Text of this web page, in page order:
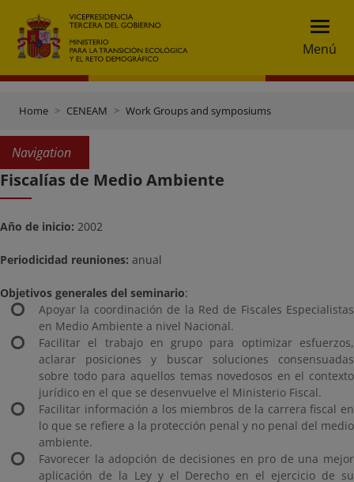
Menú
Home CENEAM Work Groups and symposiums
Navigation
Fiscalías de Medio Ambiente
Año de inicio: 2002
Periodicidad reuniones: anual
Objetivos generales del seminario:
Apoyar la coordinación de la Red de Fiscales Especialistas
en Medio Ambiente a nivel Nacional.
Facilitar el trabajo en grupo para optimizar esfuerzos,
aclarar posiciones y buscar soluciones consensuadas
sobre todo para aquellos temas novedosos en el contexto
jurídico en el que se desenvuelve el Ministerio Fiscal.
Facilitar información a los miembros de la carrera fiscal en
lo que se refiere a la protección penal y no penal del medio
ambiente.
Favorecer la adopción de decisiones en pro de una mejor
aplicación de la Ley y el Derecho en el ejercicio de su